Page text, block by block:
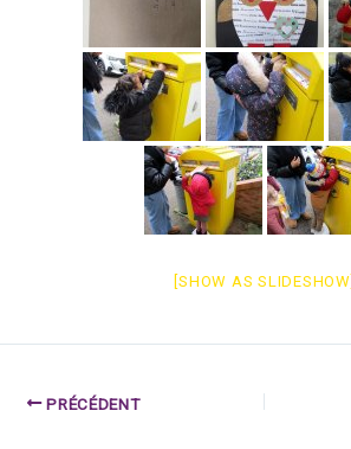
[SHOW AS SLIDESHOW]
PRÉCÉDENT